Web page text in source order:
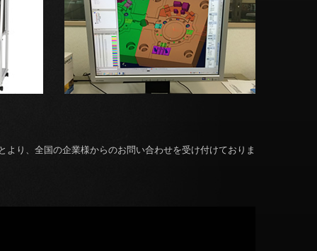
り、全国の企業様からのお問い合わせを受け付けておりま